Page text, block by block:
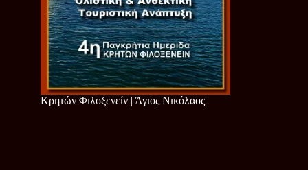
Κρητών Φιλοξενείν | Άγιος Νικόλαος